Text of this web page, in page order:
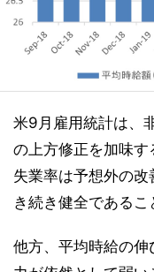
米9月雇用統計は、
の上方修正を加味す
失業率は予想外の改
き続き健全であるこ
他方、平均時給の